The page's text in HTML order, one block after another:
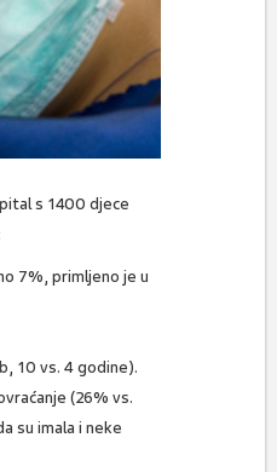
s 1400 djece
7%, primljeno je u
10 vs. 4 godine).
(26% vs.
su imala i neke